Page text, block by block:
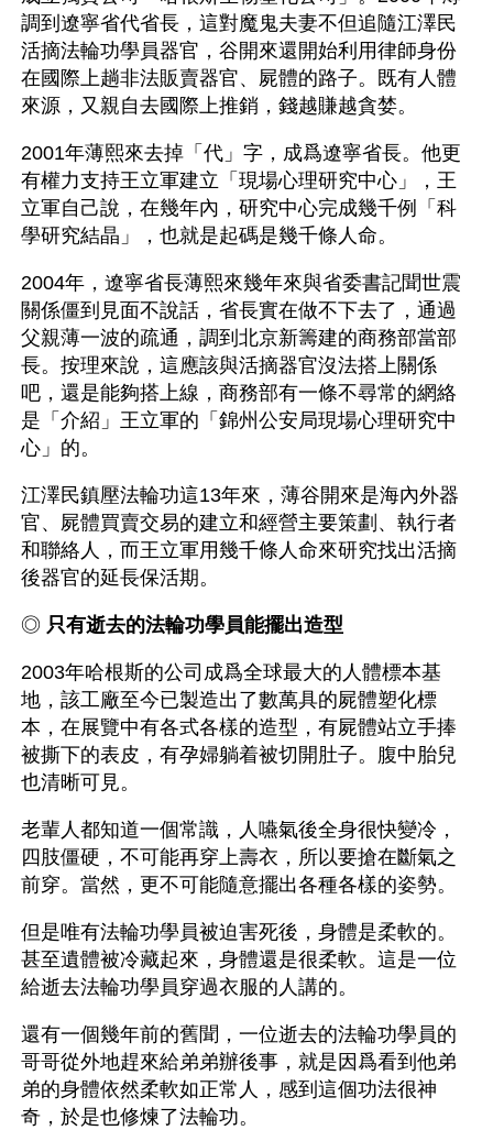
調到遼寧省代省長，這對魔鬼夫妻不但追隨江澤民
活摘法輪功學員器官，谷開來還開始利用律師身份
在國際上趟非法販賣器官、屍體的路子。既有人體
來源，又親自去國際上推銷，錢越賺越貪婪。
2001年薄熙來去掉「代」字，成爲遼寧省長。他更
有權力支持王立軍建立「現場心理研究中心」，王
立軍自己說，在幾年內，研究中心完成幾千例「科
學研究結晶」，也就是起碼是幾千條人命。
2004年，遼寧省長薄熙來幾年來與省委書記聞世震
關係僵到見面不說話，省長實在做不下去了，通過
父親薄一波的疏通，調到北京新籌建的商務部當部
長。按理來說，這應該與活摘器官沒法搭上關係
吧，還是能夠搭上線，商務部有一條不尋常的網絡
是「介紹」王立軍的「錦州公安局現場心理研究中
心」的。
江澤民鎮壓法輪功這13年來，薄谷開來是海內外器
官、屍體買賣交易的建立和經營主要策劃、執行者
和聯絡人，而王立軍用幾千條人命來研究找出活摘
後器官的延長保活期。
◎ 只有逝去的法輪功學員能擺出造型
2003年哈根斯的公司成爲全球最大的人體標本基
地，該工廠至今已製造出了數萬具的屍體塑化標
本，在展覽中有各式各樣的造型，有屍體站立手捧
被撕下的表皮，有孕婦躺着被切開肚子。腹中胎兒
也清晰可見。
老輩人都知道一個常識，人嚥氣後全身很快變冷，
四肢僵硬，不可能再穿上壽衣，所以要搶在斷氣之
前穿。當然，更不可能隨意擺出各種各樣的姿勢。
但是唯有法輪功學員被迫害死後，身體是柔軟的。
甚至遺體被冷藏起來，身體還是很柔軟。這是一位
給逝去法輪功學員穿過衣服的人講的。
還有一個幾年前的舊聞，一位逝去的法輪功學員的
哥哥從外地趕來給弟弟辦後事，就是因爲看到他弟
弟的身體依然柔軟如正常人，感到這個功法很神
奇，於是也修煉了法輪功。